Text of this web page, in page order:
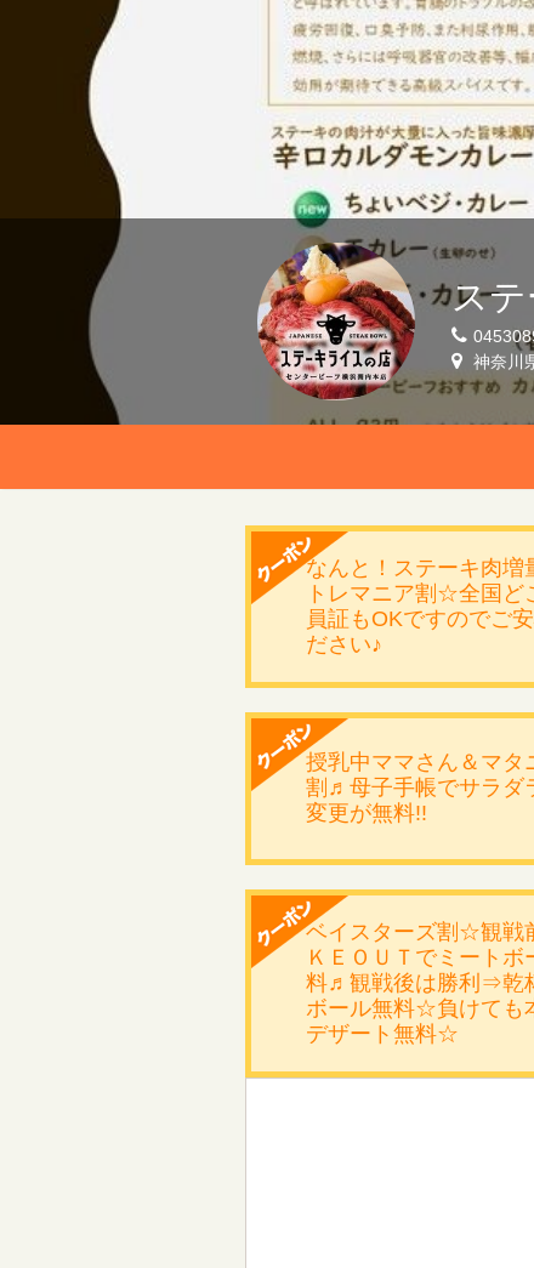
ス
神奈川
なんと！ステーキ肉
トレマニア割☆全国ど
員証もOKですのでご安
ださい♪
授乳中ママさん＆マタ
割♬母子手帳でサラダ
変更が無料!!
ベイスターズ割☆観戦
ＫＥＯＵＴでミートボ
料♬観戦後は勝利⇒乾
ボール無料☆負けても
デザート無料☆